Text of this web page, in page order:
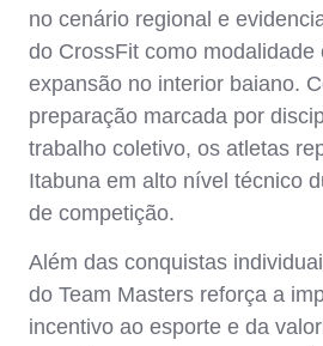
no cenário regional e
do CrossFit como modalidade
expansão no interior baiano.
preparação marcada por
trabalho coletivo, os atletas
Itabuna em alto nível técnico
de competição.
Além das conquistas
do Team Masters reforça a
incentivo ao esporte e da